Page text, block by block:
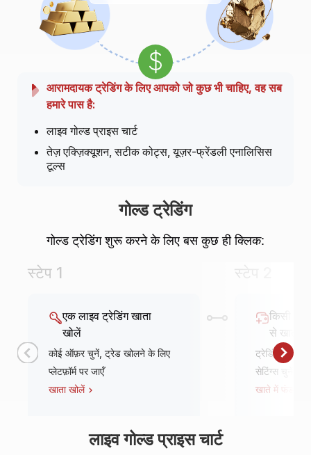
आरामदायक ट्रेडिंग के लिए आपको जो कुछ भी चाहिए, वह सब
हमारे पास है:
लाइव गोल्ड प्राइस चार्ट
तेज़ एक्ज़िक्यूशन, सटीक कोट्स, यूज़र-फ्रेंडली एनालिसिस
टूल्स
गोल्ड ट्रेडिंग
गोल्ड ट्रेडिंग शुरू करने के लिए बस कुछ ही क्लिक:
स्टेप 1
एक लाइव ट्रेडिंग खाता
खोलें
कोई ऑफ़र चुनें, ट्रेड खोलने के लिए
प्लेटफ़ॉर्म पर जाएँ
खाता खोलें
स्टेप 2
किसी भी
से खाते में
ट्रेडिंग
सेटिंग्स चुनें और
खाते में फंड
लाइव गोल्ड प्राइस चार्ट